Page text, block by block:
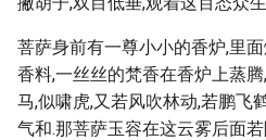
菩萨身前有一尊小小的香炉,里
香料,一丝丝的梵香在香炉上蒸
马,似啸虎,又若风吹林动,若鹏飞
气和.那菩萨玉容在这云雾后面